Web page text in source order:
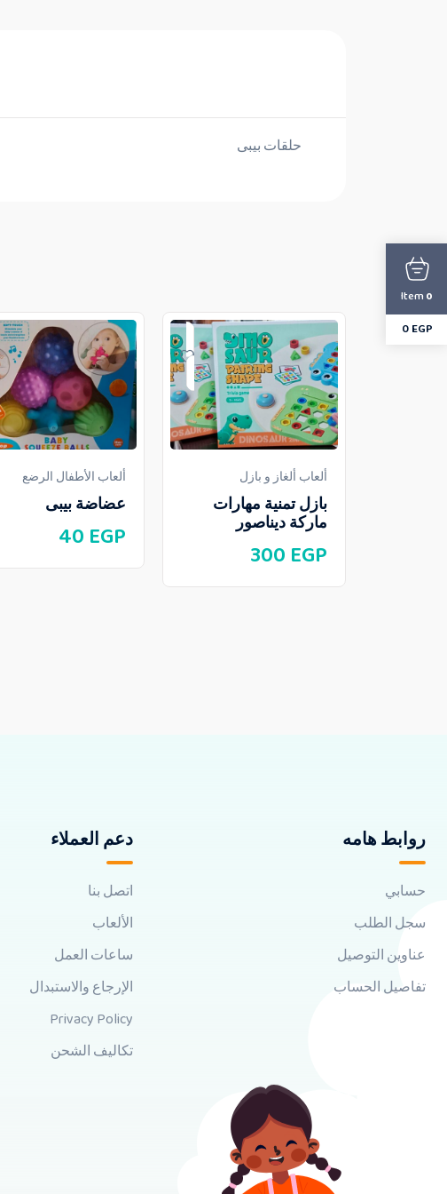
حلقات بيبى
ألعاب ألغاز و بازل
بازل تمنية مهارات
ماركة ديناصور
300 EGP
ألعاب الأطفال الرضع
عضاضة بيبى
40 EGP
روابط هامه
حسابي
سجل الطلب
عناوين التوصيل
تفاصيل الحساب
دعم العملاء
اتصل بنا
الألعاب
ساعات العمل
الإرجاع والاستبدال
Privacy Policy
تكاليف الشحن
0
Item
0EGP